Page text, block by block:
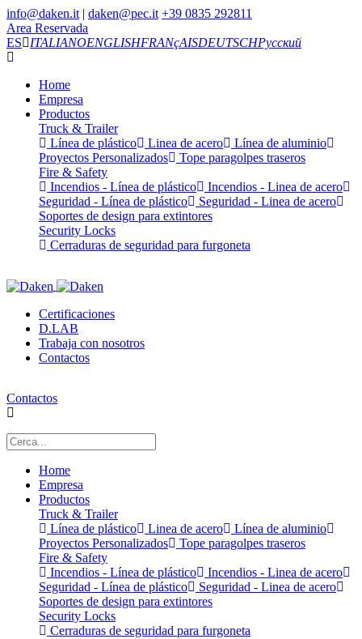
info@daken.it | daken@pec.it +39 0835 292811
Area Reservada
ES
ITALIANOENGLISHFRANçAISDEUTSCHРусский
Home
Empresa
Productos
Truck & Trailer
Línea de plástico
Linea de acero
Línea de aluminio
Proyectos Personalizados
Tope paragolpes traseros
Fire & Safety
Incendios - Línea de plástico
Incendios - Linea de acero
Seguridad - Línea de plástico
Seguridad - Linea de acero
Soportes de design para extintores
Security Locks
Cerraduras de seguridad para furgoneta
Certificaciones
D.LAB
Trabaja con nosotros
Contactos
Contactos
Home
Empresa
Productos
Truck & Trailer
Línea de plástico
Linea de acero
Línea de aluminio
Proyectos Personalizados
Tope paragolpes traseros
Fire & Safety
Incendios - Línea de plástico
Incendios - Linea de acero
Seguridad - Línea de plástico
Seguridad - Linea de acero
Soportes de design para extintores
Security Locks
Cerraduras de seguridad para furgoneta